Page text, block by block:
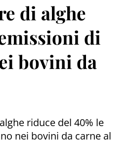
di alghe
di
bovini da
riduce del 40% le
nei bovini da carne al